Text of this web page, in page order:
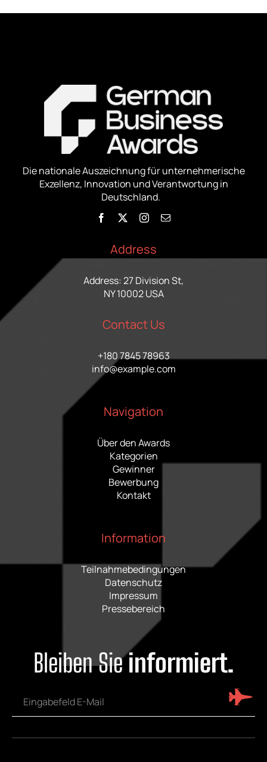
Die nationale Auszeichnung für unternehmerische
Exzellenz, Innovation und Verantwortung in
Deutschland.
Address
Address: 27 Division St,
NY 10002 USA
Contact Us
+180 7845 78963
info@example.com
Navigation
Über den Awards
Kategorien
Gewinner
Bewerbung
Kontakt
Information
Teilnahmebedingungen
Datenschutz
Impressum
Pressebereich
Bleiben Sieinformiert.